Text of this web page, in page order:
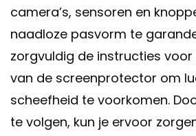
camera’s, sensoren en
naadloze pasvorm te
zorgvuldig de instructies
van de screenprotector om
scheefheid te voorkomen.
te volgen, kun je ervoor